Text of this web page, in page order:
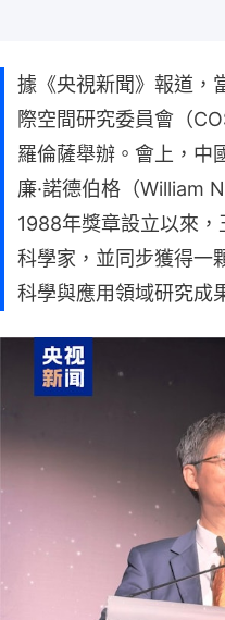
據《央視新聞》報道，
際空間研究委員會（
羅倫薩舉辦。會上，中
廉·諾德伯格（William
1988年獎章設立以來
科學家，並同步獲得一
科學與應用領域研究成